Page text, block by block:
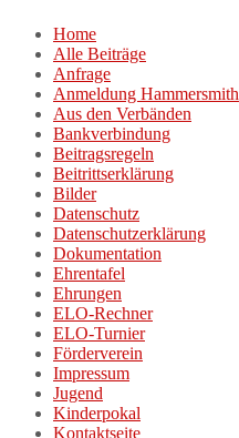
Zum
Inhalt
springen
Home
Alle Beiträge
Anfrage
Anmeldung Hammersmith
Aus den Verbänden
Bankverbindung
Beitragsregeln
Beitrittserklärung
Bilder
Datenschutz
Datenschutzerklärung
Dokumentation
Ehrentafel
Ehrungen
ELO-Rechner
ELO-Turnier
Förderverein
Impressum
Jugend
Kinderpokal
Kontaktseite